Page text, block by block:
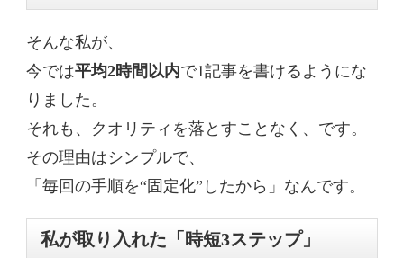
そんな私が、
今では平均2時間以内で1記事を書けるようにな
りました。
それも、クオリティを落とすことなく、です。
その理由はシンプルで、
「毎回の手順を“固定化”したから」なんです。
私が取り入れた「時短3ステップ」